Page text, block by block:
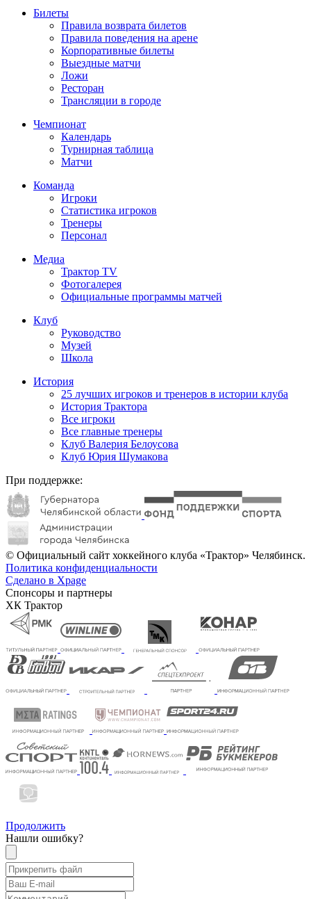
Билеты
Правила возврата билетов
Правила поведения на арене
Корпоративные билеты
Выездные матчи
Ложи
Ресторан
Трансляции в городе
Чемпионат
Календарь
Турнирная таблица
Матчи
Команда
Игроки
Статистика игроков
Тренеры
Персонал
Медиа
Трактор TV
Фотогалерея
Официальные программы матчей
Клуб
Руководство
Музей
Школа
История
25 лучших игроков и тренеров в истории клуба
История Трактора
Все игроки
Все главные тренеры
Клуб Валерия Белоусова
Клуб Юрия Шумакова
При поддержке:
© Официальный сайт хоккейного клуба «Трактор» Челябинск.
Политика конфиденциальности
Сделано в Xpage
Спонсоры и партнеры
ХК Трактор
Продолжить
Нашли ошибку?